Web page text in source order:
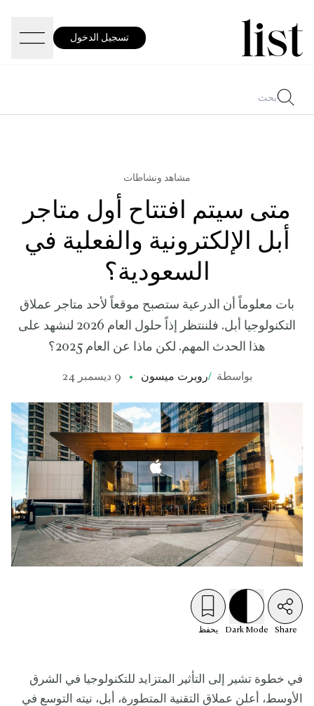
تسجيل الدخول
مشاهد ونشاطات
متى سيتم افتتاح أول متاجر
أبل الإلكترونية والفعلية في
السعودية؟
بات معلوماً أن الدرعية ستصبح موقعاً لأحد متاجر عملاق
التكنولوجيا أبل. فلننتظر إذاً حلول العام 2026 لنشهد على
هذا الحدث المهم. لكن ماذا عن العام 2025؟
بواسطة /روبرت ميسون 9 ديسمبر 24
Share
Dark Mode يحفظ
في خطوة تشير إلى التأثير المتزايد للتكنولوجيا في الشرق
الأوسط، أعلن عملاق التقنية المتطورة، أبل، نيته التوسع في